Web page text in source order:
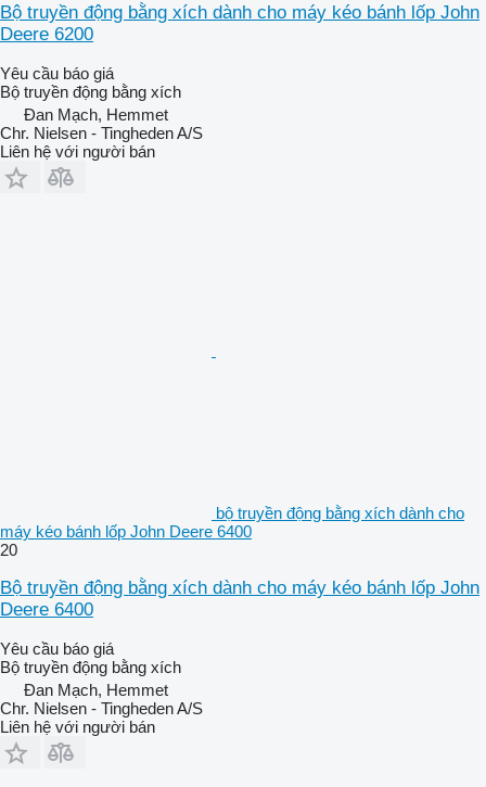
Bộ truyền động bằng xích dành cho máy kéo bánh lốp John
Deere 6200
Yêu cầu báo giá
Bộ truyền động bằng xích
Đan Mạch, Hemmet
Chr. Nielsen - Tingheden A/S
Liên hệ với người bán
bộ truyền động bằng xích dành cho
máy kéo bánh lốp John Deere 6400
20
Bộ truyền động bằng xích dành cho máy kéo bánh lốp John
Deere 6400
Yêu cầu báo giá
Bộ truyền động bằng xích
Đan Mạch, Hemmet
Chr. Nielsen - Tingheden A/S
Liên hệ với người bán